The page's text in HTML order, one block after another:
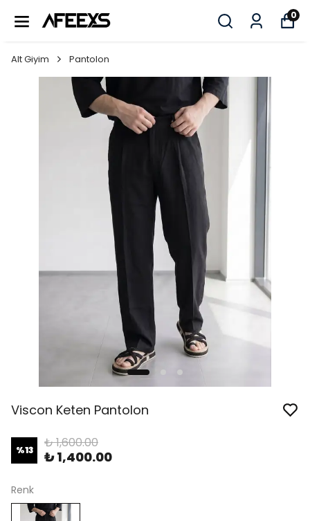
0
Alt Giyim Pantolon
Viscon Keten Pantolon
%13 ₺ 1,600.00
₺ 1,400.00
Renk